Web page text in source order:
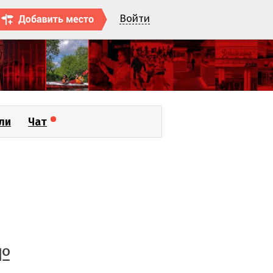
Войти
Чат